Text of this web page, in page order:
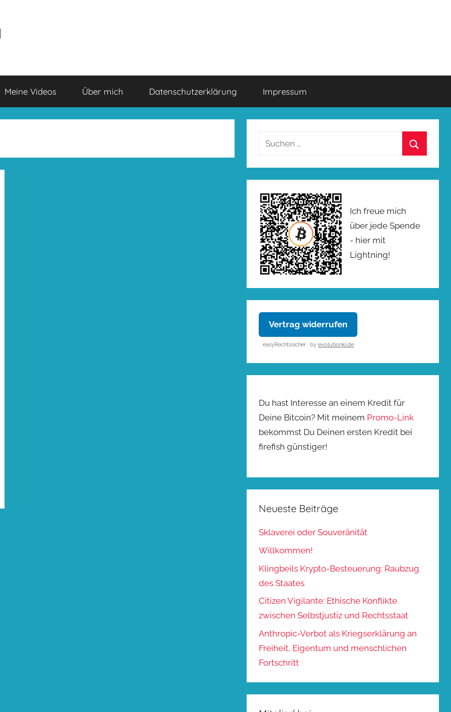
Meine Videos Über mich Datenschutzerklärung Impressum
Suchen
Ich freue mich
über jede Spende
- hier mit
Lightning!
Vertrag widerrufen
easyRechtssicher · by evolutionki.de
Du hast Interesse an einem Kredit für
Deine Bitcoin? Mit meinem Promo-Link
bekommst Du Deinen ersten Kredit bei
firefish günstiger!
Neueste Beiträge
Sklaverei oder Souveränität
Willkommen!
Klingbeils Krypto-Besteuerung: Raubzug
des Staates
Citizen Vigilante: Ethische Konflikte
zwischen Selbstjustiz und Rechtsstaat
Anthropic-Verbot als Kriegserklärung an
Freiheit, Eigentum und menschlichen
Fortschritt